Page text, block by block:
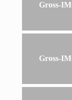
Gross-
Gross-